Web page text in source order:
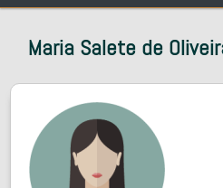
Maria Salete de